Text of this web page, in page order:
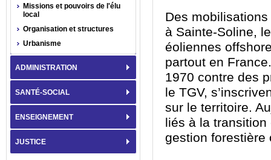
Des
à Sainte-Soline,
éoliennes
partout en
1970 contre des
le TGV,
sur le territoire.
liés à la
gestion forestière
Missions et pouvoirs de l'élu
local
Organisation et structures
Urbanisme
ADMINISTRATION
SANTÉ-SOCIAL
ENSEIGNEMENT
JUSTICE